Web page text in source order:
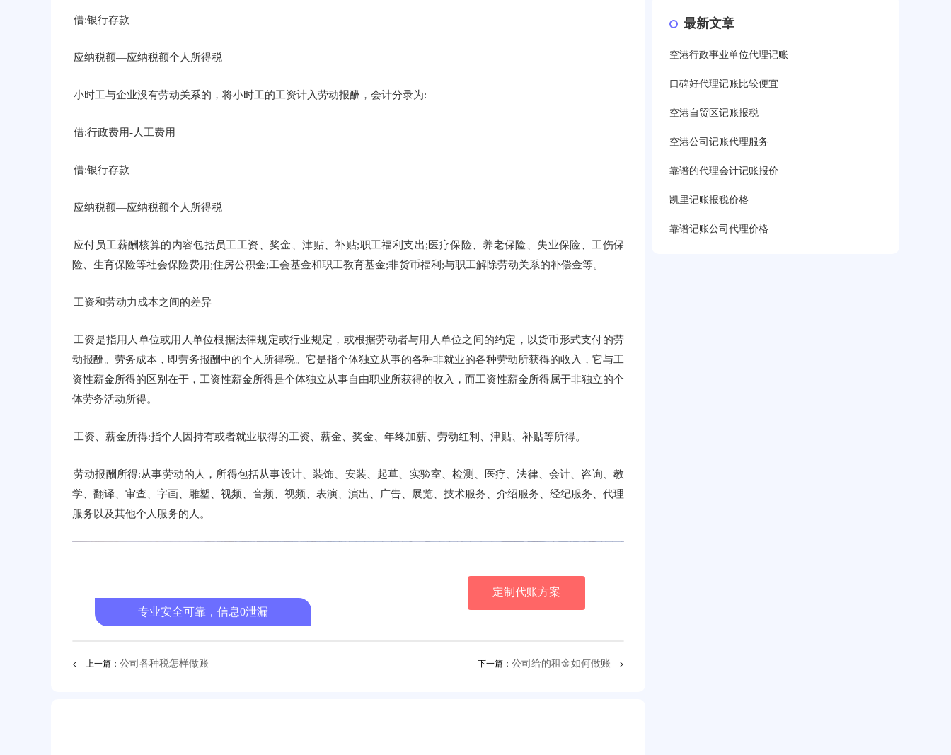
借:银行存款
应纳税额—应纳税额个人所得税
小时工与企业没有劳动关系的，将小时工的工资计入劳动报酬，会计分录为:
借:行政费用-人工费用
借:银行存款
应纳税额—应纳税额个人所得税
应付员工薪酬核算的内容包括员工工资、奖金、津贴、补贴;职工福利支出;医疗保险、养老保险、失业保险、工伤保
险、生育保险等社会保险费用;住房公积金;工会基金和职工教育基金;非货币福利;与职工解除劳动关系的补偿金等。
工资和劳动力成本之间的差异
工资是指用人单位或用人单位根据法律规定或行业规定，或根据劳动者与用人单位之间的约定，以货币形式支付的劳
动报酬。劳务成本，即劳务报酬中的个人所得税。它是指个体独立从事的各种非就业的各种劳动所获得的收入，它与工
资性薪金所得的区别在于，工资性薪金所得是个体独立从事自由职业所获得的收入，而工资性薪金所得属于非独立的个
体劳务活动所得。
工资、薪金所得:指个人因持有或者就业取得的工资、薪金、奖金、年终加薪、劳动红利、津贴、补贴等所得。
劳动报酬所得:从事劳动的人，所得包括从事设计、装饰、安装、起草、实验室、检测、医疗、法律、会计、咨询、教
学、翻译、审查、字画、雕塑、视频、音频、视频、表演、演出、广告、展览、技术服务、介绍服务、经纪服务、代理
服务以及其他个人服务的人。
专业安全可靠，信息0泄漏
定制代账方案
< 上一篇： 公司各种税怎样做账 下一篇： 公司给的租金如何做账 >
最新文章
空港行政事业单位代理记账
口碑好代理记账比较便宜
空港自贸区记账报税
空港公司记账代理服务
靠谱的代理会计记账报价
凯里记账报税价格
靠谱记账公司代理价格